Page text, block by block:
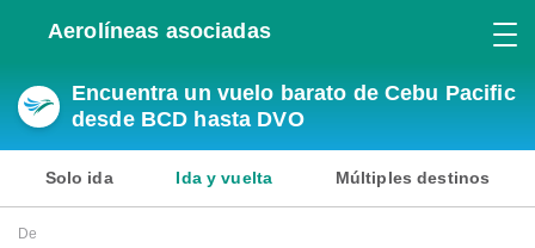
Aerolíneas asociadas
Encuentra un vuelo barato de Cebu Pacific
desde BCD hasta DVO
Solo ida Ida y vuelta Múltiples destinos
De